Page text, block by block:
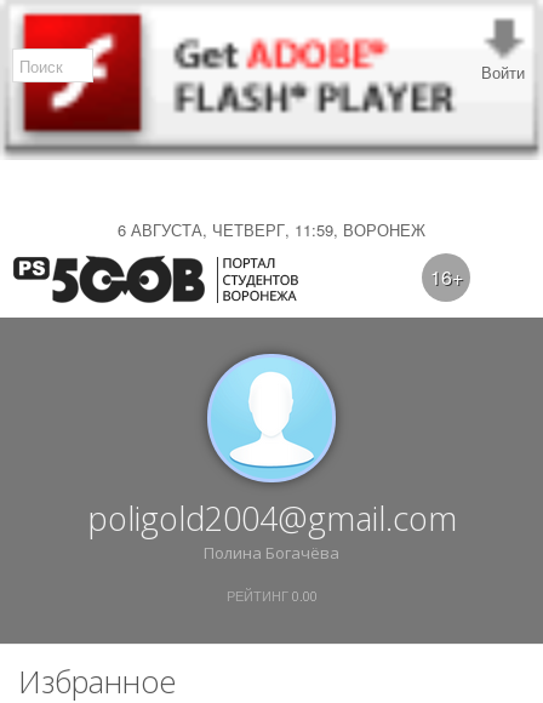
6 АВГУСТА, ЧЕТВЕРГ, 11:59, ВОРОНЕЖ
Войти
16+
poligold2004@gmail.com
Полина Богачёва
РЕЙТИНГ 0.00
Избранное